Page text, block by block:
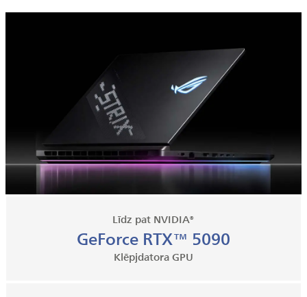
Līdz pat NVIDIA®
GeForce RTX™ 5090
Klēpjdatora GPU